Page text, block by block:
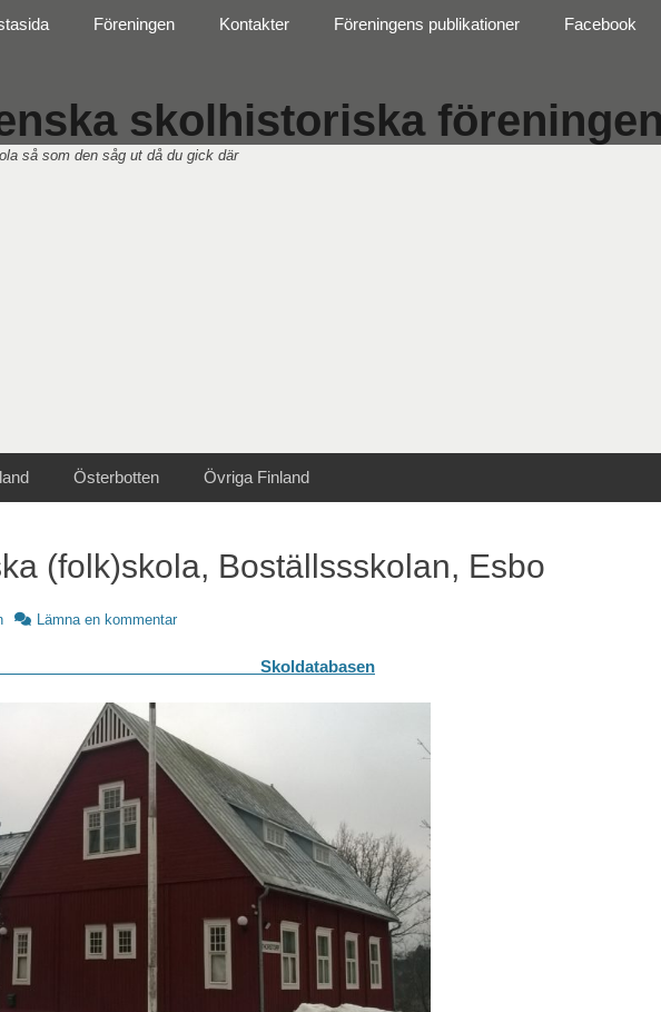
skolhistoriska
så som den såg ut då du gick där
Föreningen Kontakter Föreningens publikationer Facebook
Österbotten Övriga Finland
(folk)skola, Boställssskolan, Esbo
Lämna en kommentar